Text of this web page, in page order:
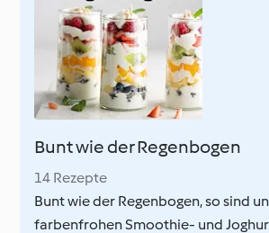
Bunt wie der Regenbogen
14 Rezepte
Bunt wie der Regenbogen, so sind
farbenfrohen Smoothie- und